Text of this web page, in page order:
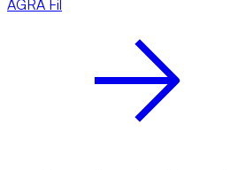
AGRA Fil